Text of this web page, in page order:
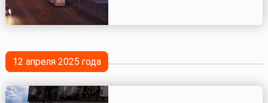
12 апреля 2025 года